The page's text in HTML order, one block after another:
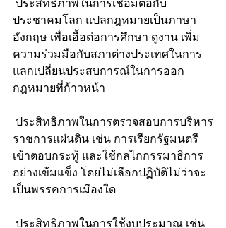
ประชาคมโลก แปลกฎหมายเป็นภาษา
อังกฤษ เพื่อเอื้อต่อการศึกษา ดูงาน เพิ่ม
ความร่วมมือกับสภาต่างประเทศในการ
แลกเปลี่ยนประสบการณ์ในการออก
กฎหมายที่ก้าวหน้า
.
ราชการแผ่นดิน เช่น การเรียกรัฐมนตรี
เข้าตอบกระทู้ และใช้กลไกกรรมาธิการ
อย่างเข้มแข็ง โดยไม่เลือกปฏิบัติไม่ว่าจะ
เป็นพรรคการเมืองใด
.